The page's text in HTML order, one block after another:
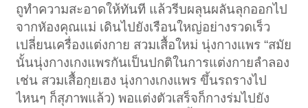
ถูทำความสะอาดให้ทันที แล้วรีบผลุนผลันลุกออกไป
จากหัองคุณแม่ เดินไปยังเรือนใหญ่อย่างรวดเร็ว
เปลี่ยนเครื่องแต่งกาย สวมเสื้อใหม่ นุ่งกางแพร “สมัย
นั้นนุ่งกางเกงแพรกันเป็นปกติในการแต่งกายลำลอง
เช่น สวมเสื้อกุยเฮง นุ่งกางเกงแพร ขึ้นรถรางไป
ไหนๆ ก็สุภาพแล้ว) พอแต่งตัวเสร็จก็กางร่มไปยัง